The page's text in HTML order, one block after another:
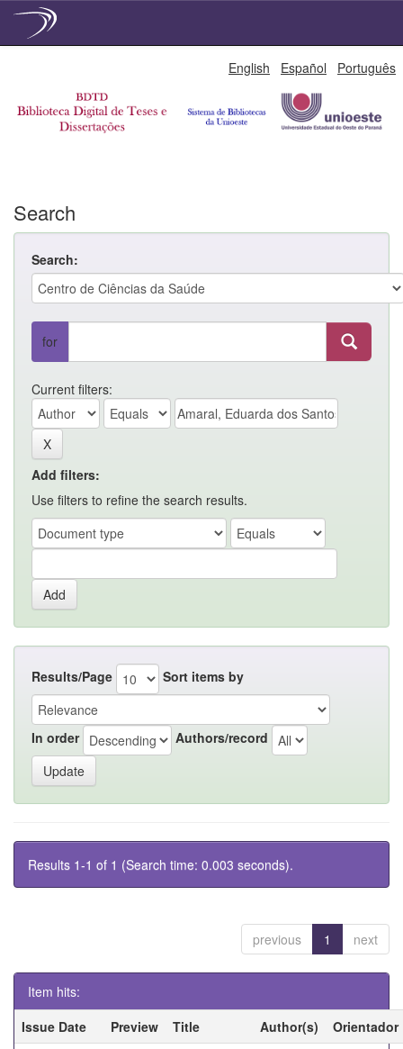
English Español Português
Search
Search:
for
Current filters:
Add filters:
Use filters to refine the search results.
Results/Page Sort items by
In order Authors/record
Results 1-1 of 1 (Search time: 0.003 seconds).
previous 1 next
Item hits:
Issue Date
Preview Title Author(s)
Orientador